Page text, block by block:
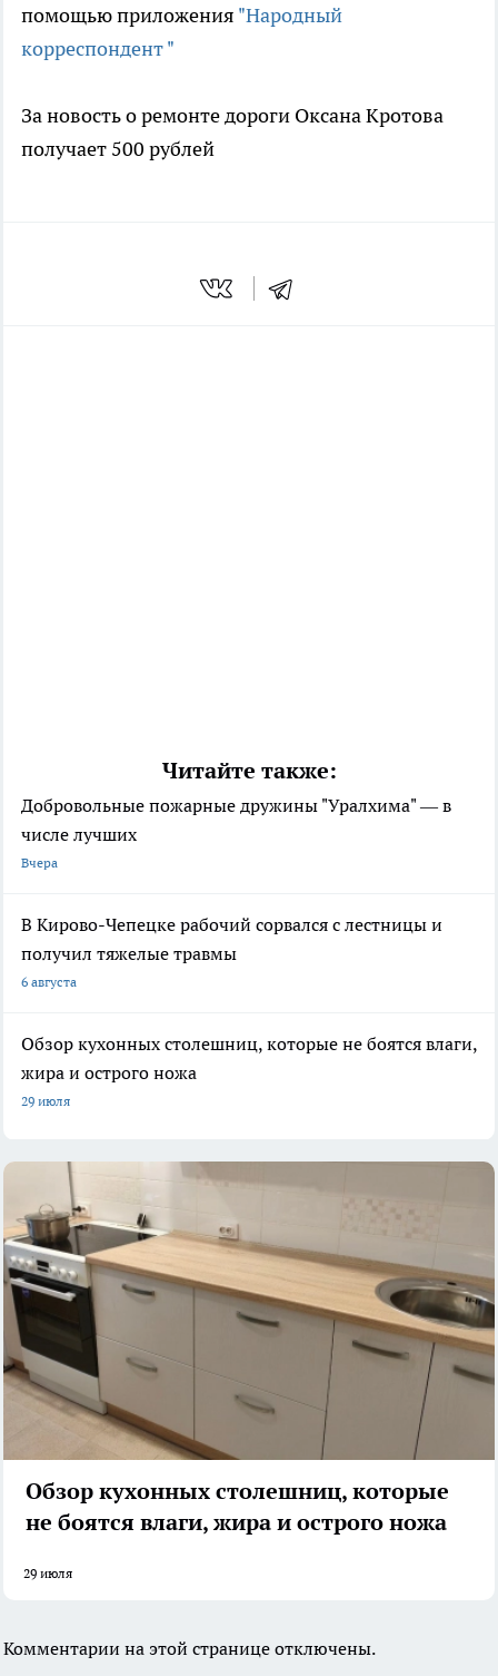
помощью приложения "Народный
корреспондент "
За новость о ремонте дороги Оксана Кротова
получает 500 рублей
Читайте также:
Добровольные пожарные дружины "Уралхима" — в
числе лучших
Вчера
В Кирово-Чепецке рабочий сорвался с лестницы и
получил тяжелые травмы
6 августа
Обзор кухонных столешниц, которые не боятся влаги,
жира и острого ножа
29 июля
Обзор кухонных столешниц, которые
не боятся влаги, жира и острого ножа
29 июля
Комментарии на этой странице отключены.